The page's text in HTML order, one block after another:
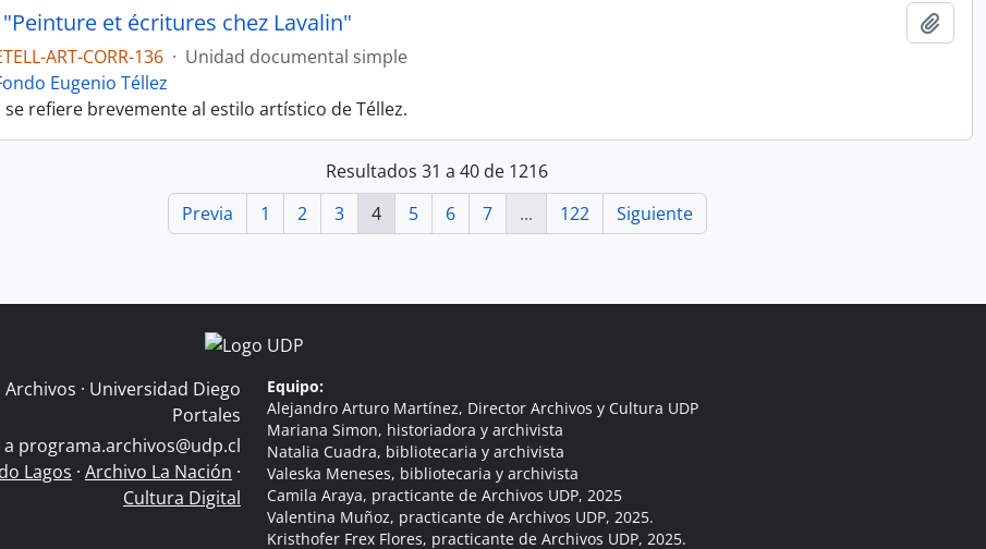
et écritures chez Lavalin"
ART-CORR-136 · Unidad documental simple
Eugenio Téllez
se refiere brevemente al estilo artístico de Téllez.
Resultados 31 a 40 de 1216
Previa
1 2 3 4 5 6 7 ... 122 Siguiente
· Universidad Diego
Portales
programa.archivos@udp.cl
Lagos · Archivo La Nación ·
Cultura Digital
Equipo:
Alejandro Arturo Martínez, Director Archivos y Cultura UDP
Mariana Simon, historiadora y archivista
Natalia Cuadra, bibliotecaria y archivista
Valeska Meneses, bibliotecaria y archivista
Camila Araya, practicante de Archivos UDP, 2025
Valentina Muñoz, practicante de Archivos UDP, 2025.
Kristhofer Frex Flores, practicante de Archivos UDP, 2025.